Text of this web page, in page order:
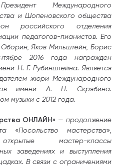
Международного
и Шопеновского общества
российского отделения
педагогов-пианистов. Его
Яков Мильштейн, Борис
2016 года награжден
Н. Г. Рубинштейна. Является
жюри Международного
имени А. Н. Скрябина.
музыки с 2012 года.
ОНЛАЙН» — продолжение
«Посольство мастерства»,
мастер-классы
заведениях и выступления
В связи с ограничениями